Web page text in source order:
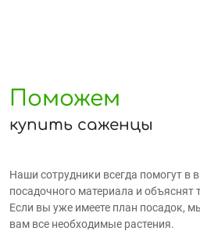
Поможем
купить саженцы
Наши сотрудники всегда помогут в
посадочного материала и объяснят
Если вы уже имеете план посадок,
вам все необходимые растения.